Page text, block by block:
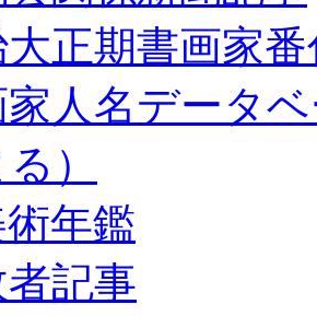
大正期書画家
人名データ
）
術年鑑
記事